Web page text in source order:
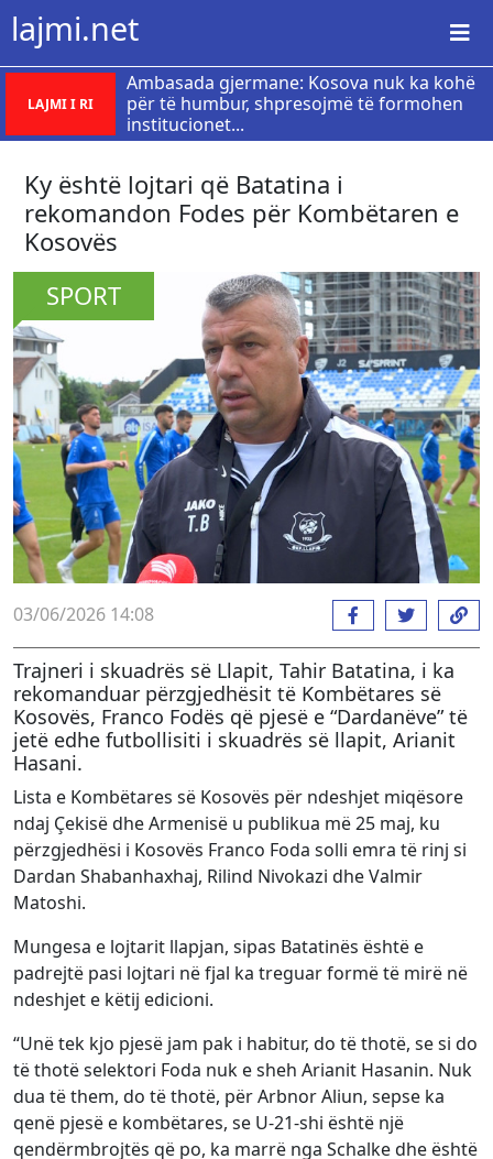
lajmi.net
LAJMI I RI
Ambasada gjermane: Kosova nuk ka kohë
për të humbur, shpresojmë të formohen
institucionet...
​Ky është lojtari që Batatina i
rekomandon Fodes për Kombëtaren e
Kosovës
SPORT
03/06/2026 14:08
Trajneri i skuadrës së Llapit, Tahir Batatina, i ka
rekomanduar përzgjedhësit të Kombëtares së
Kosovës, Franco Fodës që pjesë e “Dardanëve” të
jetë edhe futbollisiti i skuadrës së llapit, Arianit
Hasani.
Lista e Kombëtares së Kosovës për ndeshjet miqësore
ndaj Çekisë dhe Armenisë u publikua më 25 maj, ku
përzgjedhësi i Kosovës Franco Foda solli emra të rinj si
Dardan Shabanhaxhaj, Rilind Nivokazi dhe Valmir
Matoshi.
Mungesa e lojtarit llapjan, sipas Batatinës është e
padrejtë pasi lojtari në fjal ka treguar formë të mirë në
ndeshjet e këtij edicioni.
“Unë tek kjo pjesë jam pak i habitur, do të thotë, se si do
të thotë selektori Foda nuk e sheh Arianit Hasanin. Nuk
dua të them, do të thotë, për Arbnor Aliun, sepse ka
qenë pjesë e kombëtares, se U-21-shi është një
qendërmbrojtës që po, ka marrë nga Schalke dhe është